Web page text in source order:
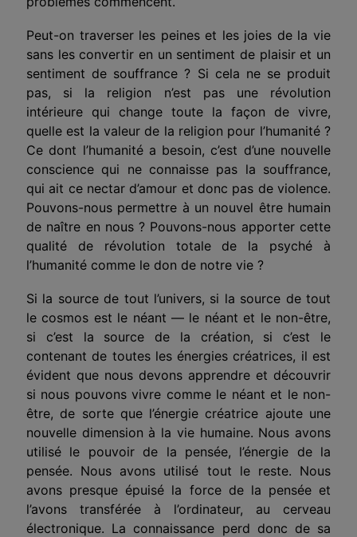
Peut-on traverser les peines et les joies de la vie
sans les convertir en un sentiment de plaisir et un
sentiment de souffrance ? Si cela ne se produit
pas, si la religion n’est pas une révolution
intérieure qui change toute la façon de vivre,
quelle est la valeur de la religion pour l’humanité ?
Ce dont l’humanité a besoin, c’est d’une nouvelle
conscience qui ne connaisse pas la souffrance,
qui ait ce nectar d’amour et donc pas de violence.
Pouvons-nous permettre à un nouvel être humain
de naître en nous ? Pouvons-nous apporter cette
qualité de révolution totale de la psyché à
l’humanité comme le don de notre vie ?
Si la source de tout l’univers, si la source de tout
le cosmos est le néant — le néant et le non-être,
si c’est la source de la création, si c’est le
contenant de toutes les énergies créatrices, il est
évident que nous devons apprendre et découvrir
si nous pouvons vivre comme le néant et le non-
être, de sorte que l’énergie créatrice ajoute une
nouvelle dimension à la vie humaine. Nous avons
utilisé le pouvoir de la pensée, l’énergie de la
pensée. Nous avons utilisé tout le reste. Nous
avons presque épuisé la force de la pensée et
l’avons transférée à l’ordinateur, au cerveau
électronique. La connaissance perd donc de sa